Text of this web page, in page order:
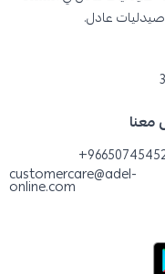
عادل.
customercare@adel-
online.com